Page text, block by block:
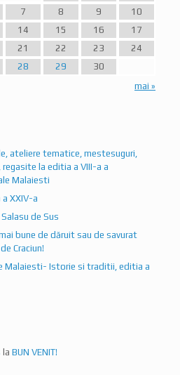
7 8 9
10
14 15 16
17
21 22 23
24
28 29
30
mai »
ateliere tematice, mestesuguri,
la editia a VIII-a a
Malaiesti
XXIV-a
de Sus
bune de dăruit sau de savurat
Craciun!
Malaiesti- Istorie si traditii, editia a
la BUN VENIT!